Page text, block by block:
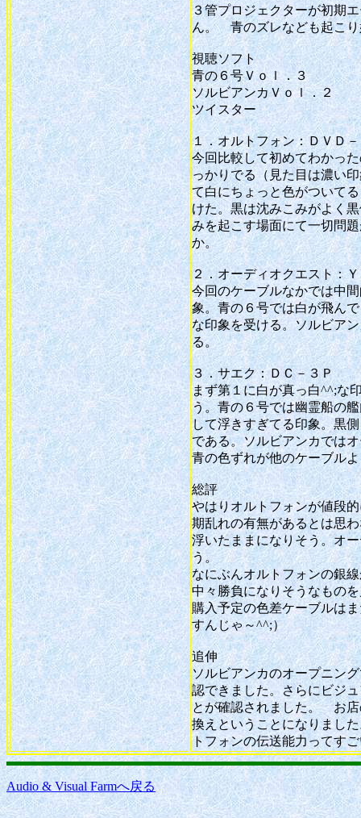
３管プロジェクターが初期
ん。 青のズレなども起こ
視聴ソフト
青の６号Ｖｏｌ．３
ソルビアンカＶｏｌ．２
ツイスター
１．オルトフォン：ＤＶＤ
今回比較して初めてわかっ
っかりでる（見た目は濃い
て白にちょっと色がついて
けた。黒は沈みこみがよく
みを起こす場面にて一切問
か。
２．オーディオクエスト：
今回のケーブルなかでは中
象。青の６号では白が飛ん
な印象を受ける。ソルビア
る。
３．サエク：ＤＣ－３Ｐ
まず第１に白が真っ白^^;な
う。青の６号では幽霊船の
して浮きすぎてる印象。黒
である。ソルビアンカでは
青の色ずれが他のケーブル
総評
やはりオルトフォンが値段
期乱れの有無があるとは思
浮いたままになりそう。オ
う。
なにぶんオルトフォンの銀
中々勝負になりそうなもの
購入予定の色差ケーブルは
すんじゃ～^^;）
追伸
ソルビアンカのオープニン
認できました。さらにビジ
とが確認されました。 お店
換えということになりまし
トフォンの伝送能力ってす
Audio & Visual Farmへ戻る